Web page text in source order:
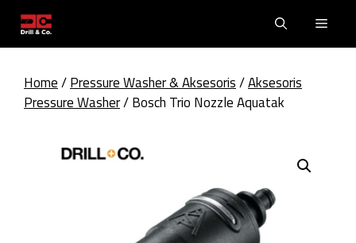
content
Home/Pressure Washer & Aksesoris/Aksesoris
Pressure Washer/ Bosch Trio Nozzle Aquatak